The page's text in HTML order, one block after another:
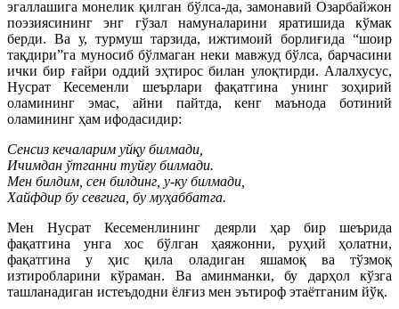
эгаллашига монелик қилган бўлса-да, замонавий Озарбайжон
поэзиясининг энг гўзал намуналарини яратишида кўмак
берди. Ва у, турмуш тарзида, ижтимоий борлиғида “шоир
тақдири”га муносиб бўлмаган неки мавжуд бўлса, барчасини
ички бир ғайри оддий эҳтирос билан улоқтирди. Алалхусус,
Нусрат Кесеменли шеърлари фақатгина унинг зоҳирий
оламининг эмас, айни пайтда, кенг маънода ботиний
оламининг ҳам ифодасидир:
Сенсиз кечаларим уйқу билмади,
Ичимдан ўтганни туйғу билмади.
Мен билдим, сен билдинг, у-ку билмади,
Хайфдир бу севгига, бу муҳаббатга.
Мен Нусрат Кесеменлининг деярли ҳар бир шеърида
фақатгина унга хос бўлган ҳаяжонни, руҳий ҳолатни,
фақатгина у ҳис қила оладиган яшамоқ ва тўзмоқ
изтиробларини кўраман. Ва аминманки, бу дарҳол кўзга
ташланадиган истеъдодни ёлғиз мен эътироф этаётганим йўқ.